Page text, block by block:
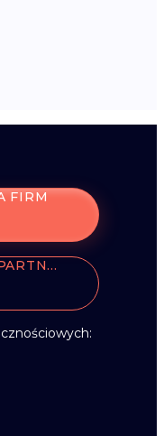
FIRM
LOGOWANIE DLA PARTNERÓW